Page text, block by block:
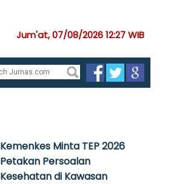
Jum'at, 07/08/2026 12:27 WIB
Kemenkes Minta TEP 2026
Petakan Persoalan
Kesehatan di Kawasan